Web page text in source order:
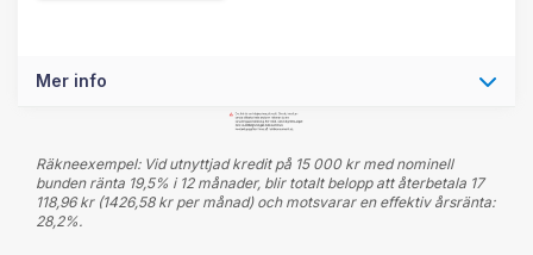
Mer info
Räkneexempel: Vid utnyttjad kredit på 15 000 kr med nominell
bunden ränta 19,5% i 12 månader, blir totalt belopp att återbetala 17
118,96 kr (1426,58 kr per månad) och motsvarar en effektiv årsränta:
28,2%.